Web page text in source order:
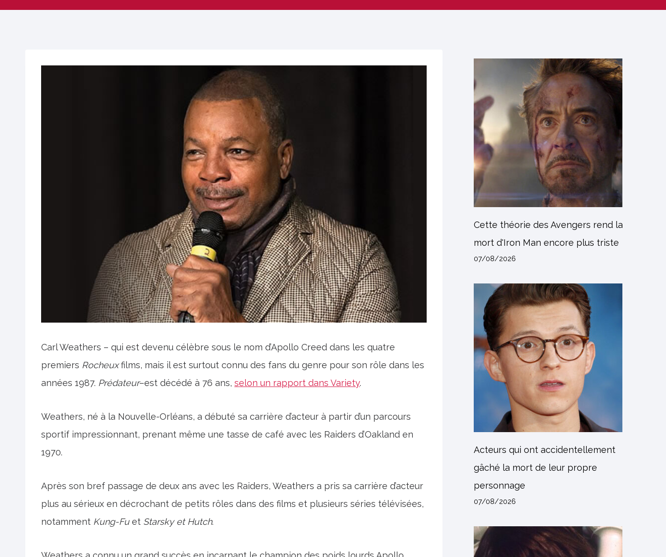
Carl Weathers – qui est devenu célèbre sous le nom d’Apollo Creed dans les quatre
premiers Rocheuxfilms, mais il est surtout connu des fans du genre pour son rôle dans les
années 1987. Prédateur–est décédé à 76 ans, selon un rapport dans Variety.
Weathers, né à la Nouvelle-Orléans, a débuté sa carrière d’acteur à partir d’un parcours
sportif impressionnant, prenant même une tasse de café avec les Raiders d’Oakland en
1970.
Après son bref passage de deux ans avec les Raiders, Weathers a pris sa carrière d’acteur
plus au sérieux en décrochant de petits rôles dans des films et plusieurs séries télévisées,
notamment Kung-Fuet Starsky et Hutch.
Cette théorie des Avengers rend la
mort d'Iron Man encore plus triste
07/08/2026
Acteurs qui ont accidentellement
gâché la mort de leur propre
personnage
07/08/2026